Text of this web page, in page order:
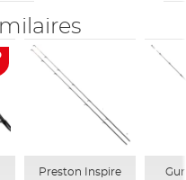
Preston Inspire